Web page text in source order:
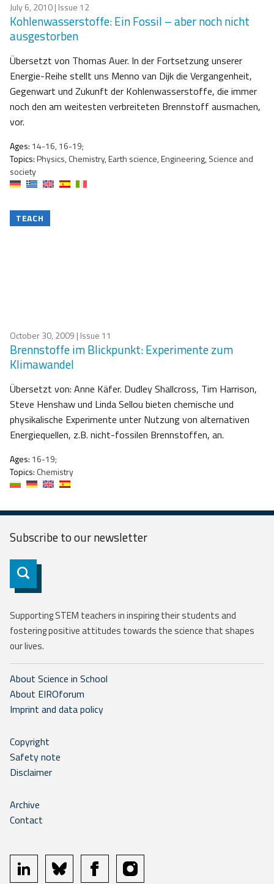
July 6, 2010| Issue 12
Kohlenwasserstoffe: Ein Fossil – aber noch nicht
ausgestorben
Übersetzt von Thomas Auer. In der Fortsetzung unserer
Energie-Reihe stellt uns Menno van Dijk die Vergangenheit,
Gegenwart und Zukunft der Kohlenwasserstoffe, die immer
noch den am weitesten verbreiteten Brennstoff ausmachen,
vor.
Ages: 14-16, 16-19;
Topics:Physics, Chemistry, Earth science, Engineering, Science and
society
TEACH
October 30, 2009 | Issue 11
Brennstoffe im Blickpunkt: Experimente zum
Klimawandel
Übersetzt von: Anne Käfer. Dudley Shallcross, Tim Harrison,
Steve Henshaw und Linda Sellou bieten chemische und
physikalische Experimente unter Nutzung von alternativen
Energiequellen, z.B. nicht-fossilen Brennstoffen, an.
Ages: 16-19;
Topics: Chemistry
Subscribe to ournewsletter
Subscribe
Supporting STEM teachers in inspiring their students and
fostering positive attitudes towards the science that shapes
our lives.
About Science in School
About EIROforum
Imprint and data policy
Copyright
Safety note
Disclaimer
Archive
Contact
linkedin bluesky facebookinstagram